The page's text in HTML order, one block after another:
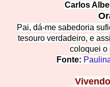
Carlos
Pai, dá-me sabedoria
tesouro verdadeiro, e
coloquei o
Fonte: